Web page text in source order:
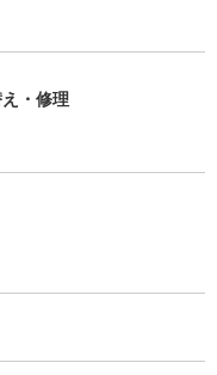
・修理